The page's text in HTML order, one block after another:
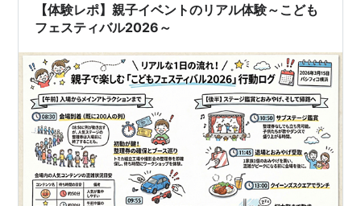
【体験レポ】親子イベントのリアル体験～こども
フェスティバル2026～